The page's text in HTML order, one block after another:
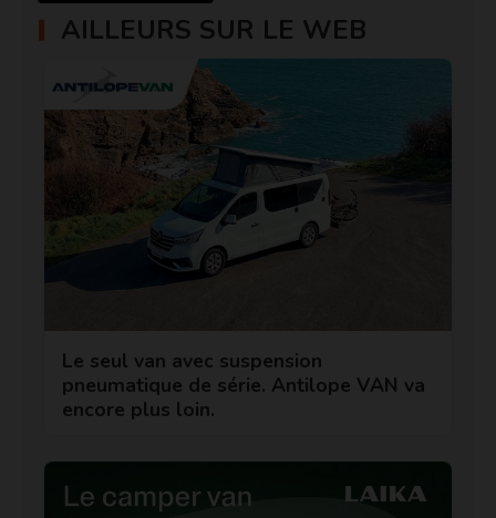
AILLEURS SUR LE WEB
Le seul van avec suspension
pneumatique de série. Antilope VAN va
encore plus loin.